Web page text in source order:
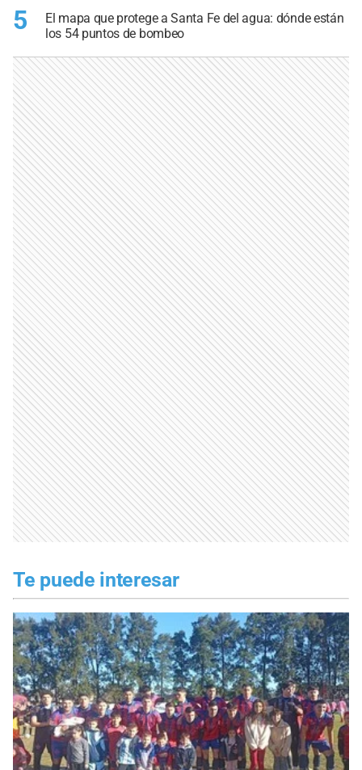
5
El mapa que protege a Santa Fe del agua: dónde están
los 54 puntos de bombeo
Te puede interesar